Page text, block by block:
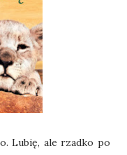
Lubię, ale rzadko po